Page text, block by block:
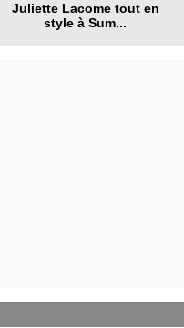
Juliette Lacome tout en
style à Sum...